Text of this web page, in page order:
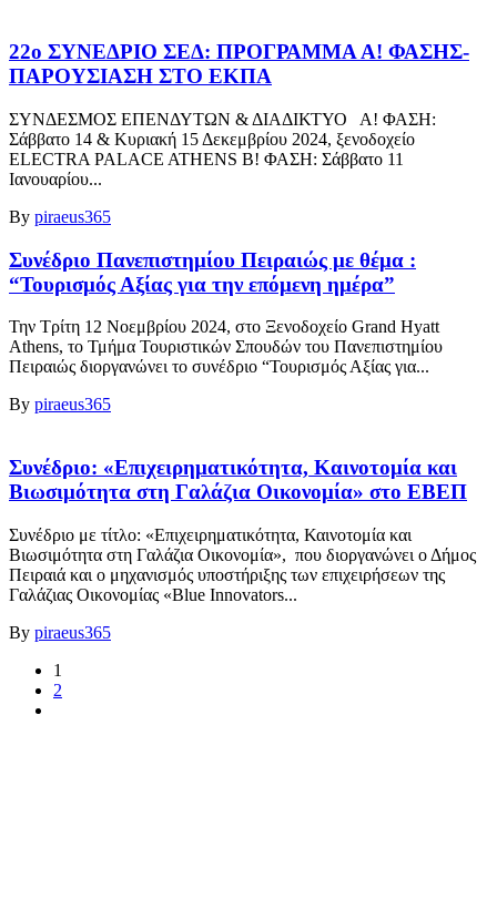
22o ΣΥΝΕΔΡΙΟ ΣΕΔ: ΠΡΟΓΡΑΜΜΑ Α! ΦΑΣΗΣ-
ΠΑΡΟΥΣΙΑΣΗ ΣΤΟ ΕΚΠΑ
ΣΥΝΔΕΣΜΟΣ ΕΠΕΝΔΥΤΩΝ & ΔΙΑΔΙΚΤΥΟ Α! ΦΑΣΗ:
Σάββατο 14 & Κυριακή 15 Δεκεμβρίου 2024, ξενοδοχείο
ELECTRA PALACE ATHENS Β! ΦΑΣΗ: Σάββατο 11
Ιανουαρίου...
By piraeus365
Συνέδριο Πανεπιστημίου Πειραιώς με θέμα :
“Τουρισμός Αξίας για την επόμενη ημέρα”
Την Τρίτη 12 Νοεμβρίου 2024, στο Ξενοδοχείο Grand Hyatt
Athens, το Τμήμα Τουριστικών Σπουδών του Πανεπιστημίου
Πειραιώς διοργανώνει το συνέδριο “Τουρισμός Αξίας για...
By piraeus365
Συνέδριο: «Επιχειρηματικότητα, Καινοτομία και
Βιωσιμότητα στη Γαλάζια Οικονομία» στο ΕΒΕΠ
Συνέδριο με τίτλο: «Επιχειρηματικότητα, Καινοτομία και
Βιωσιμότητα στη Γαλάζια Οικονομία», που διοργανώνει ο Δήμος
Πειραιά και ο μηχανισμός υποστήριξης των επιχειρήσεων της
Γαλάζιας Οικονομίας «Blue Innovators...
By piraeus365
1
2